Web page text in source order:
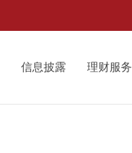
信息披露 理财服务